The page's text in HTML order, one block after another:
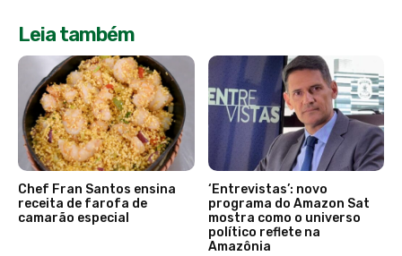
Leia também
Chef Fran Santos ensina
receita de farofa de
camarão especial
‘Entrevistas’: novo
programa do Amazon Sat
mostra como o universo
político reflete na
Amazônia